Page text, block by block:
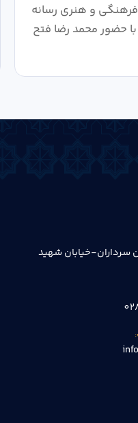
و هنری رسانه
حضور محمد رضا فتح
سرداران-خیابان شهید